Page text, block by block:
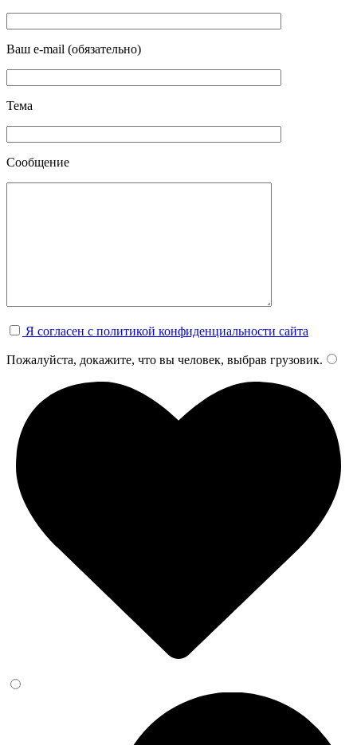
Ваш e-mail (обязательно)
Тема
Сообщение
Я согласен с политикой конфиденциальности сайта
Пожалуйста, докажите, что вы человек, выбрав грузовик.